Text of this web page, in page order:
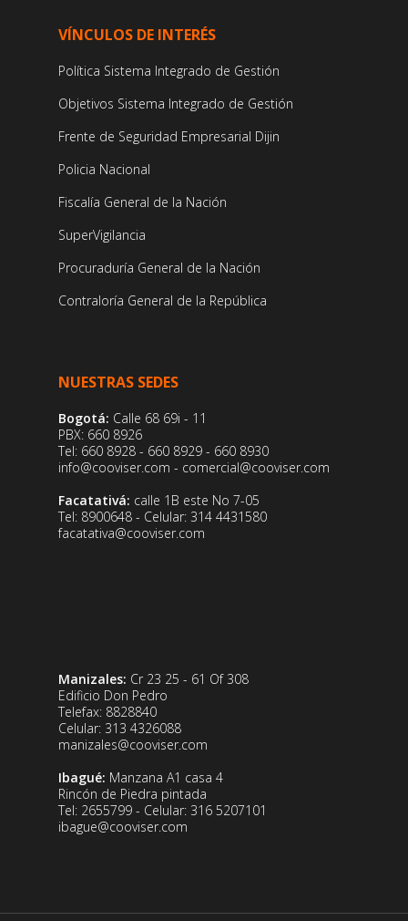
VÍNCULOS DE INTERÉS
Política Sistema Integrado de Gestión
Objetivos Sistema Integrado de Gestión
Frente de Seguridad Empresarial Dijin
Policia Nacional
Fiscalía General de la Nación
SuperVigilancia
Procuraduría General de la Nación
Contraloría General de la República
NUESTRAS SEDES
Bogotá: Calle 68 69i - 11
PBX: 660 8926
Tel: 660 8928 - 660 8929 - 660 8930
info@cooviser.com - comercial@cooviser.com
Facatativá: calle 1B este No 7-05
Tel: 8900648 - Celular: 314 4431580
facatativa@cooviser.com
Manizales: Cr 23 25 - 61 Of 308
Edificio Don Pedro
Telefax: 8828840
Celular: 313 4326088
manizales@cooviser.com
Ibagué: Manzana A1 casa 4
Rincón de Piedra pintada
Tel: 2655799 - Celular: 316 5207101
ibague@cooviser.com